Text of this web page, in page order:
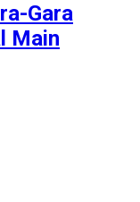
Gara
Main